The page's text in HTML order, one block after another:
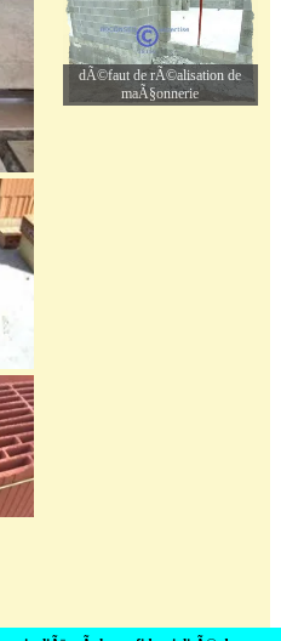
dÃ©faut de rÃ©alisation de
maÃ§onnerie